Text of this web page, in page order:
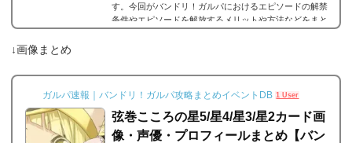
す。今回がバンドリ！ガルパにおけるエピソードの解禁
条件やエピソードを解放するメリットや方法などをまと
す。エピソードは各キャラクターの詳細にあり、解放す
よ...
↓画像まとめ
ガルパ速報｜バンドリ！ガルパ攻略まとめイベントDB 1 User
弦巻こころの星5/星4/星3/星2カード画
像・声優・プロフィールまとめ【バン